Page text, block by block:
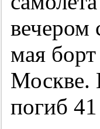
вечером
мая
Москве.
погиб